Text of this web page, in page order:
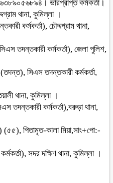
ভারপ্রাপ্ত কর্মকর্তা।
থানা, কুমিল্লা ।
কর্মকর্তা), চৌদ্দগ্রাম থানা,
তদন্তকারী কর্মকর্তা), জেলা পুলিশ,
সিএস তদন্তকারী কর্মকর্তা,
থানা, কুমিল্লা ।
কর্মকর্তা),বরুড়া থানা,
পিতামৃত-কালা মিয়া,সাং+পো:-
সদর দক্ষিণ থানা, কুমিল্লা ।